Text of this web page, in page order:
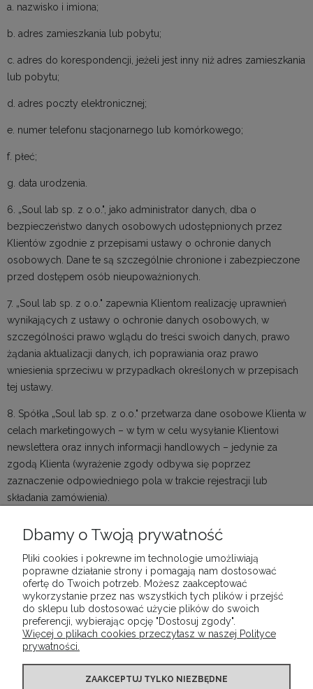
a. nazwisko i imiona;
b. adres zamieszkania lub pobytu;
c. adres do korespondencji, jeżeli jest inny niż adres zamieszkania
lub pobytu;
d. adres poczty elektronicznej;
e. numer telefonu stacjonarnego lub komórkowego;
f. płeć;
g. data urodzenia.
6. „Soul lab sp. z o.o.", jako administrator danych, dba o
bezpieczeństwo danych osobowych udostępnionych przez
Klientów zgodnie z przepisami ustawy o ochronie danych
osobowych. Dane te są szczególnie chronione i zabezpieczone
przed dostępem osób nieupoważnionych.
7. „Soul lab sp. z o.o." zapewnia Klientom realizację uprawnień
wynikających z ustawy o ochronie danych osobowych, w
szczególności prawo wglądu do treści swoich danych, prawo
żądania aktualizacji danych, ich poprawiania oraz prawo
wniesienia sprzeciwu w przypadkach określonych w przepisach
tej ustawy.
8. Spółka „Soul lab sp. z o.o." przetwarza dane osobowe Klienta w
celach marketingowych – w tym w celu wysyłanie Klientowi
newslettera oraz innych informacji handlowych – jedynie za
zgodą Klienta (wyrażenie zgody odbywa się poprzez
zaznaczenie odpowiedniego pola w trakcie rejestracji lub
składania zamówienia).
POMOC
MOJE KONTO
Dbamy o Twoją prywatność
Pliki cookies i pokrewne im technologie umożliwiają
poprawne działanie strony i pomagają nam dostosować
ofertę do Twoich potrzeb. Możesz zaakceptować
wykorzystanie przez nas wszystkich tych plików i przejść
do sklepu lub dostosować użycie plików do swoich
preferencji, wybierając opcję "Dostosuj zgody".
Więcej o plikach cookies przeczytasz w naszej Polityce
prywatności.
ZAAKCEPTUJ TYLKO NIEZBĘDNE